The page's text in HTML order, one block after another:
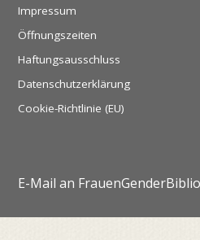
Impressum
Öffnungszeiten
Haftungsausschluss
Datenschutzerklärung
Cookie-Richtlinie (EU)
E-Mail an